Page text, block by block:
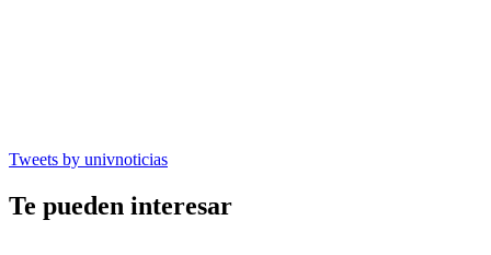
Tweets by univnoticias
Te pueden interesar